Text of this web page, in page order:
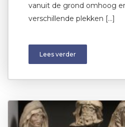
vanuit de grond omhoog
verschillende plekken […]
Lees verder